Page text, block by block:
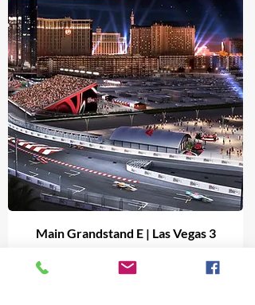
Main Grandstand E | Las Vegas 3